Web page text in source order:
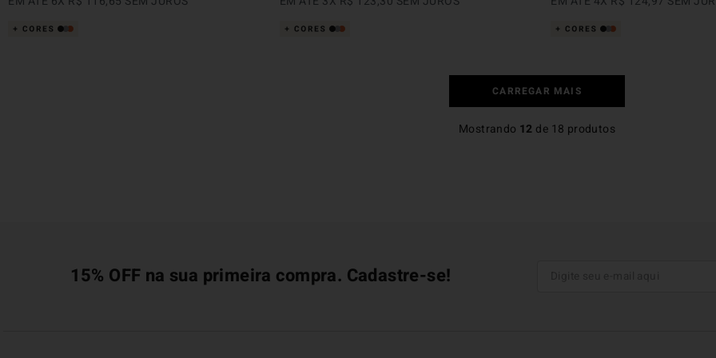
Mostrando 12 de 18 produtos
15% OFF na sua primeira compra. Cadastre-se!